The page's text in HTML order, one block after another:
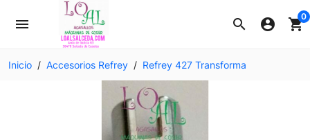
search
menu account_circle shopping_cart0
Inicio Accesorios Refrey Refrey 427 Transforma